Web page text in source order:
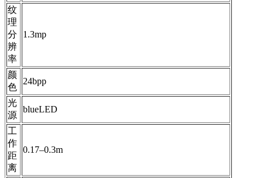
纹
理
分
辨
率
1.3mp
颜
色
24bpp
光
源
blueLED
工
作
距
离
0.17–0.3m